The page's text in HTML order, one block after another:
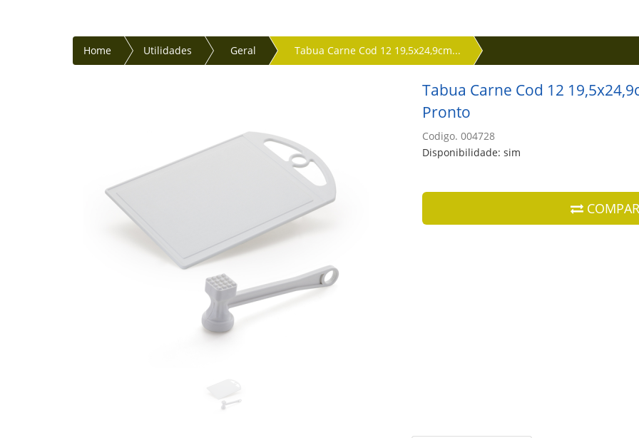
Home Utilidades Geral Tabua Carne Cod 12 19,5x24,9cm...
Tabua Carne Cod 12
Pronto
Codigo. 004728
Disponibilidade: sim